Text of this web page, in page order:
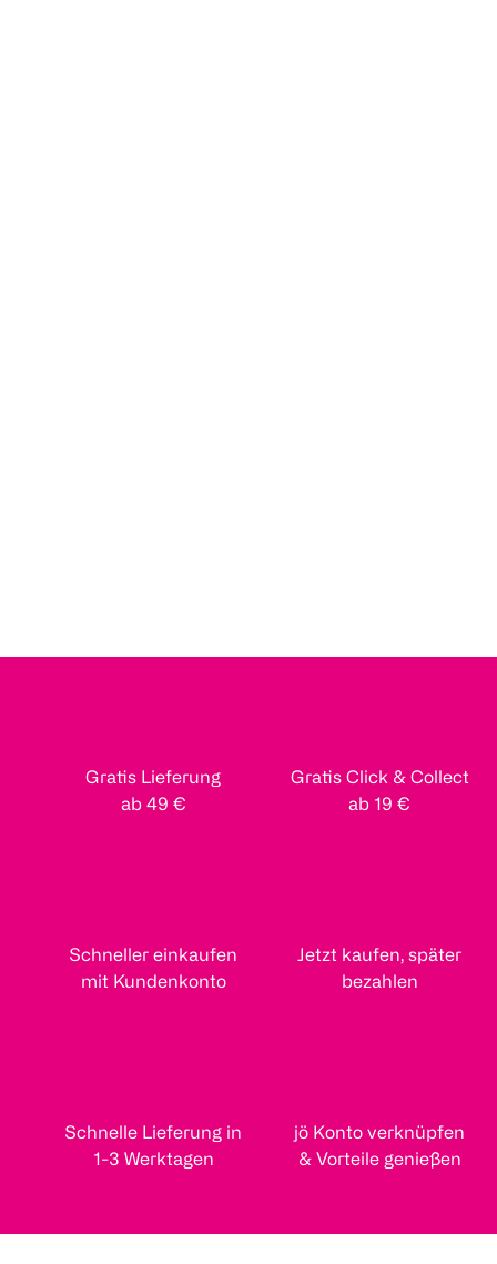
Gratis Lieferung
ab 49 €
Gratis Click & Collect
ab 19 €
Schneller einkaufen
mit Kundenkonto
Jetzt kaufen, später
bezahlen
Schnelle Lieferung in
1-3 Werktagen
jö Konto verknüpfen
& Vorteile genießen